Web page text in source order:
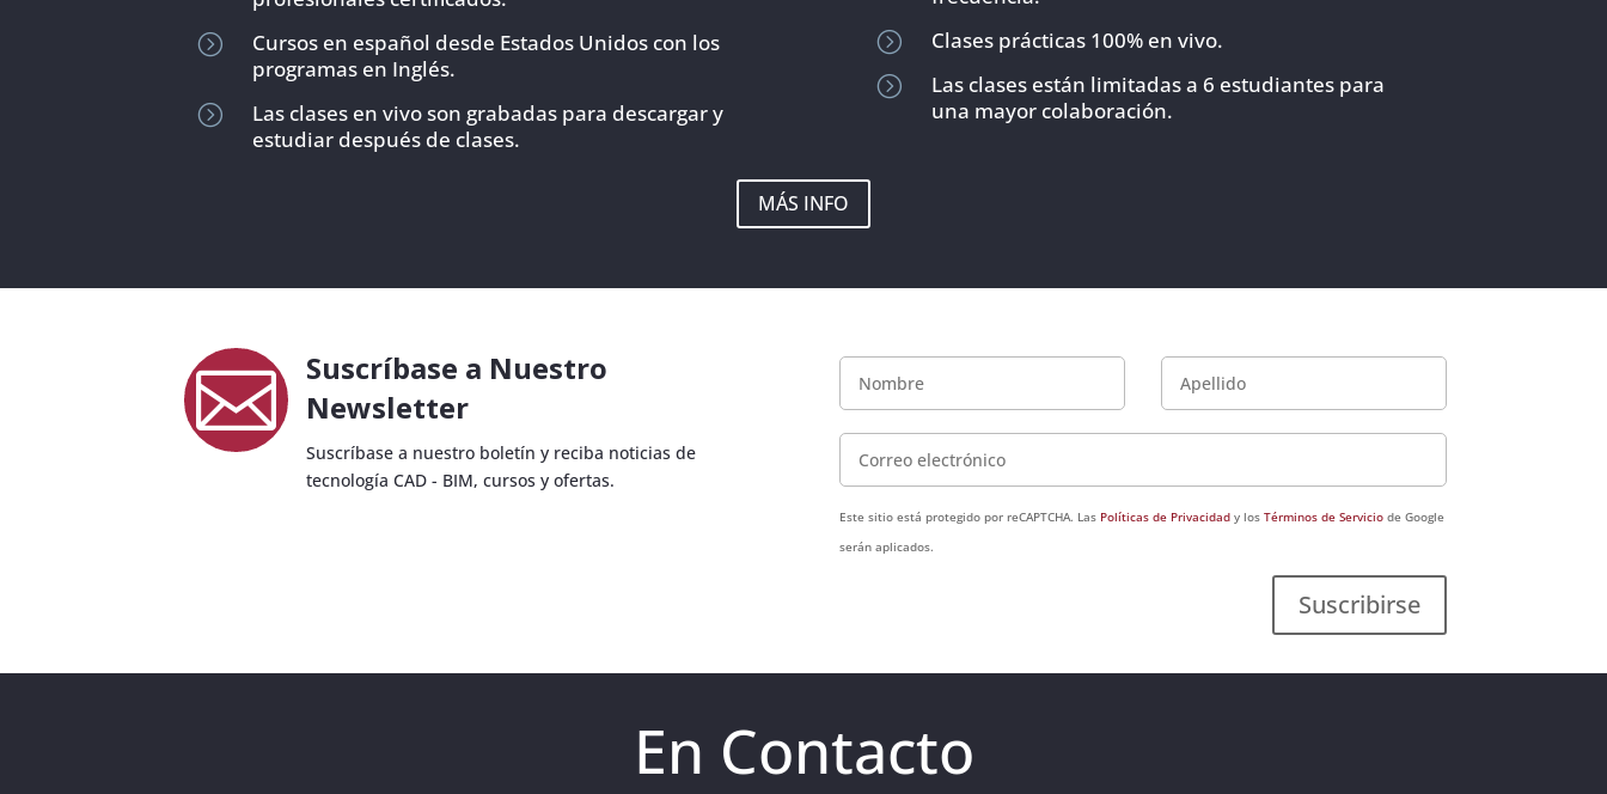
=
Cursos en español desde Estados Unidos con los
programas en Inglés.
=
Las clases en vivo son grabadas para descargar y
estudiar después de clases.
= Clases prácticas 100% en vivo.
=
Las clases están limitadas a 6 estudiantes para
una mayor colaboración.
MÁS INFO

Suscríbase a Nuestro
Newsletter
Suscríbase a nuestro boletín y reciba noticias de
tecnología CAD - BIM, cursos y ofertas.
Este sitio está protegido por reCAPTCHA. Las Políticas de Privacidady los Términos de Serviciode Google
serán aplicados.
Suscribirse
En Contacto